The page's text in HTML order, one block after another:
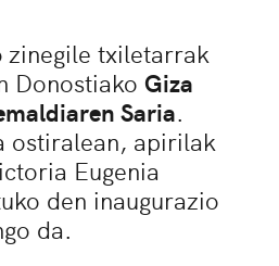
zinegile txiletarrak
Donostiako Giza
Saria.
ostiralean, apirilak
Eugenia
den inaugurazio
da.